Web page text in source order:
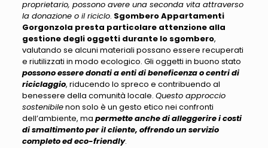
proprietario, possono avere una seconda vita attraverso
la donazione o il riciclo. Sgombero Appartamenti
Gorgonzola presta particolare attenzione alla
gestione degli oggetti durante lo sgombero,
valutando se alcuni materiali possano essere recuperati
e riutilizzati in modo ecologico. Gli oggetti in buono stato
possono essere donati a enti di beneficenza o centri di
riciclaggio, riducendo lo spreco e contribuendo al
benessere della comunità locale. Questo approccio
sostenibilenon solo è un gesto etico nei confronti
dell’ambiente, ma permette anche di alleggerire i costi
di smaltimento per il cliente, offrendo un servizio
completo ed eco-friendly.